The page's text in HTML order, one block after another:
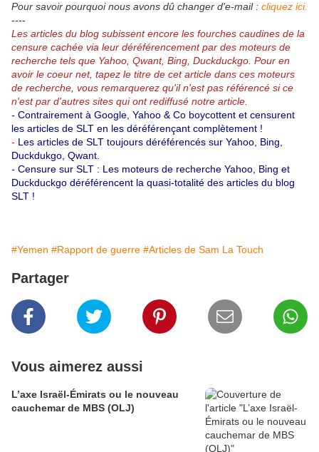
Pour savoir pourquoi nous avons dû changer d'e-mail : cliquez ici.
----
Les articles du blog subissent encore les fourches caudines de la
censure cachée via leur déréférencement par des moteurs de
recherche tels que Yahoo, Qwant, Bing, Duckduckgo. Pour en
avoir le coeur net, tapez le titre de cet article dans ces moteurs
de recherche, vous remarquerez qu'il n'est pas référencé si ce
n'est par d'autres sites qui ont rediffusé notre article.
- Contrairement à Google, Yahoo & Co boycottent et censurent
les articles de SLT en les déréférençant complètement !
- Les articles de SLT toujours déréférencés sur Yahoo, Bing,
Duckdukgo, Qwant.
- Censure sur SLT : Les moteurs de recherche Yahoo, Bing et
Duckduckgo déréférencent la quasi-totalité des articles du blog
SLT !
#Yemen #Rapport de guerre #Articles de Sam La Touch
Partager
Vous aimerez aussi
L’axe Israël-Émirats ou le nouveau
cauchemar de MBS (OLJ)